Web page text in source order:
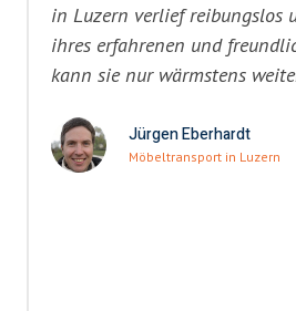
in Luzern verlief reibungslos
ihres erfahrenen und
kann sie nur wärmstens
Jürgen Eberhardt
Möbeltransport in Luzern